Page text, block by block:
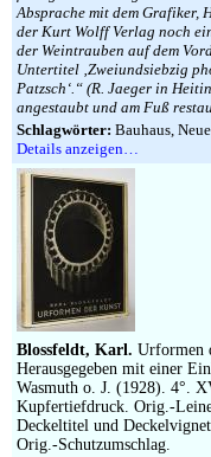
Absprache mit dem Grafiker,
der Kurt Wolff Verlag noch
der Weintrauben auf dem
Untertitel ‚Zweiundsiebzig
Patzsch‘.“ (R. Jaeger in
angestaubt und am Fuß
Schlagwörter: Bauhaus,
Details anzeigen…
Blossfeldt, Karl. Urformen
Herausgegeben mit einer
Wasmuth o. J. (1928). 4°.
Kupfertiefdruck. Orig.-
Deckeltitel und
Orig.-Schutzumschlag.